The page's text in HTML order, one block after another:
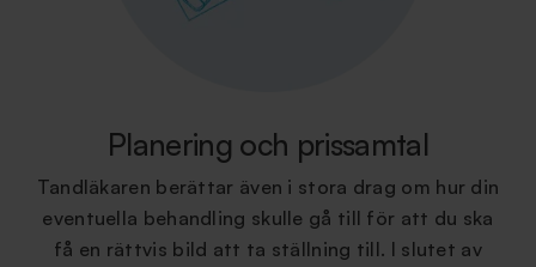
Planering och prissamtal
Tandläkaren berättar även i stora drag om hur din
eventuella behandling skulle gå till för att du ska
få en rättvis bild att ta ställning till. I slutet av